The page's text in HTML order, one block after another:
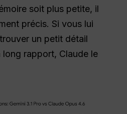
soit plus petite, il
précis. Si vous lui
un petit détail
long rapport, Claude le